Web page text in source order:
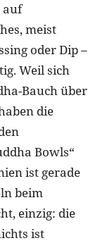
auf
meist
oder Dip –
Weil sich
Bauch über
die
Bowls“
ist gerade
beim
einzig: die
ist